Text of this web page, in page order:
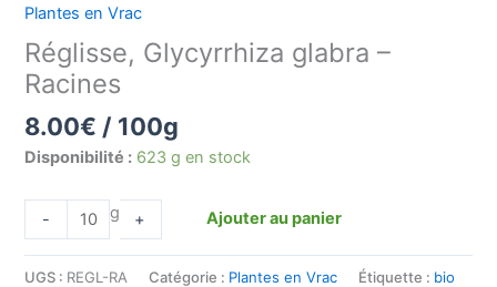
Plantes en Vrac
Réglisse, Glycyrrhiza glabra –
Racines
8.00€ / 100g
Disponibilité : 623 g en stock
- g + Ajouter au panier
UGS : REGL-RA Catégorie : Plantes en Vrac Étiquette : bio